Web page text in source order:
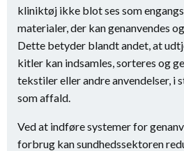
kliniktøj ikke blot ses som
materialer, der kan genanvendes
Dette betyder blandt andet, at
kitler kan indsamles, sorteres og
tekstiler eller andre anvendelser, i
som affald.
Ved at indføre systemer for
forbrug kan sundhedssektoren